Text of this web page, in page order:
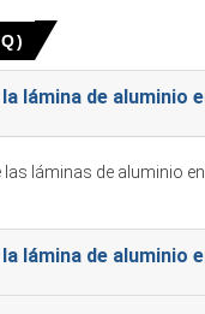
se estrechó a
de láminas de
lámina de aluminio
láminas de aluminio
lámina de aluminio